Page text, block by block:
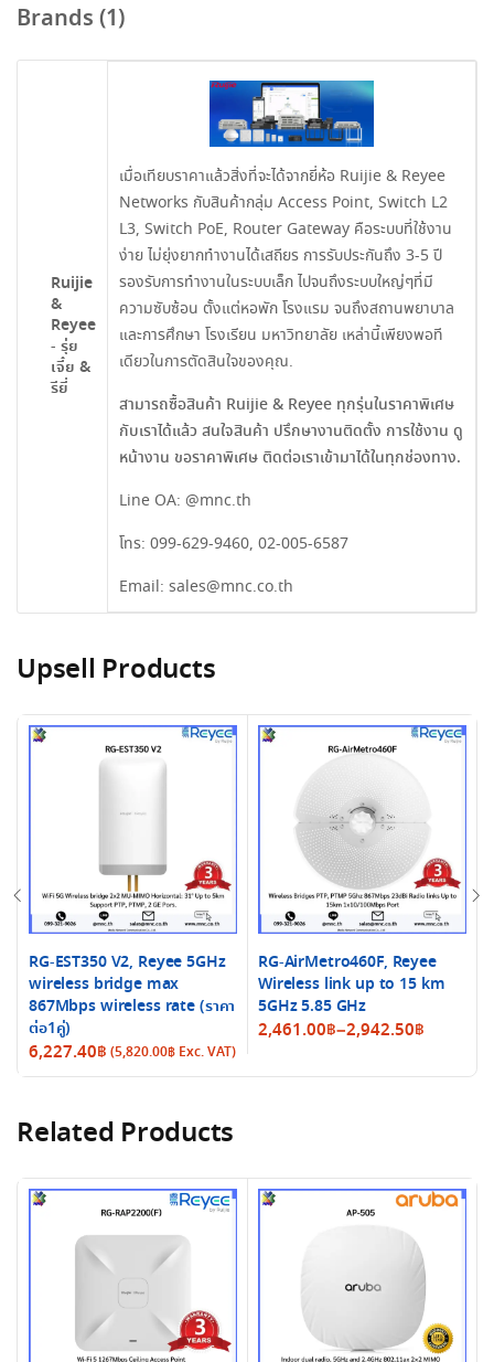
Brands (1)
Ruijie
&
Reyee
- รุ่ย
เจี๋ย &
รียี่
เมื่อเทียบราคาแล้วสิ่งที่จะได้จากยี่ห้อ Ruijie & Reyee
Networks กับสินค้ากลุ่ม Access Point, Switch L2
L3, Switch PoE, Router Gateway คือระบบที่ใช้งาน
ง่าย ไม่ยุ่งยากทำงานได้เสถียร การรับประกันถึง 3-5 ปี
รองรับการทำงานในระบบเล็ก ไปจนถึงระบบใหญ่ๆที่มี
ความซับซ้อน ตั้งแต่หอพัก โรงแรม จนถึงสถานพยาบาล
และการศึกษา โรงเรียน มหาวิทยาลัย เหล่านี้เพียงพอที
เดียวในการตัดสินใจของคุณ.
สามารถซื้อสินค้า Ruijie & Reyee ทุกรุ่นในราคาพิเศษ
กับเราได้แล้ว สนใจสินค้า ปรึกษางานติดตั้ง การใช้งาน ดู
หน้างาน ขอราคาพิเศษ ติดต่อเราเข้ามาได้ในทุกช่องทาง.
Line OA: @mnc.th
โทร: 099-629-9460, 02-005-6587
Email: sales@mnc.co.th
Upsell Products
RG-EST350 V2, Reyee 5GHz
wireless bridge max
867Mbps wireless rate (ราคา
ต่อ1คู่)
6,227.40฿ (5,820.00฿ Exc. VAT)
RG-AirMetro460F, Reyee
Wireless link up to 15 km
5GHz 5.85 GHz
2,461.00฿–2,942.50฿
Price
2,461.00฿
Related Products